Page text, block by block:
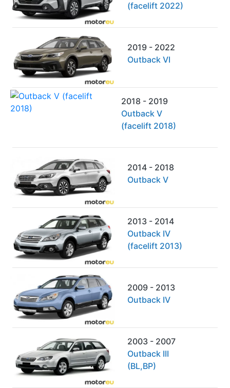
(facelift 2022)
2019 - 2022
Outback VI
2018 - 2019
Outback V
(facelift 2018)
2014 - 2018
Outback V
2013 - 2014
Outback IV
(facelift 2013)
2009 - 2013
Outback IV
2003 - 2007
Outback III
(BL,BP)